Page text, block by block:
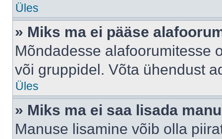
Üles
» Miks ma ei pääse
Mõndadesse alafoorumitesse
või gruppidel. Võta ühendust
Üles
» Miks ma ei saa lisada
Manuse lisamine võib olla